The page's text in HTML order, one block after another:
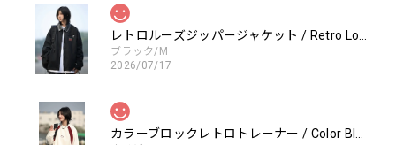
ブラック/M
2026/07/17